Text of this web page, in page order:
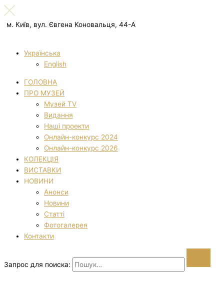
м. Київ, вул. Євгена Коновальця, 44-А
Українська
English
ГОЛОВНА
ПРО МУЗЕЙ
Музей TV
Видання
Наші проекти
Онлайн-конкурс 2024
Онлайн-конкурс 2026
КОЛЕКЦІЯ
ВИСТАВКИ
НОВИНИ
Анонси
Новини
Статті
Фотогалерея
Контакти
Запрос для поиска: